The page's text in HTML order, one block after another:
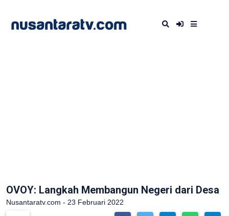
OVOY: Langkah Membangun Negeri dari Desa
Nusantaratv.com - 23 Februari 2022